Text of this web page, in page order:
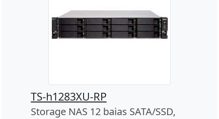
TS-h1283XU-RP
Storage NAS 12 baias SATA/SSD,